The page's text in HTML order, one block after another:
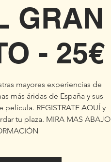
GRAN
- 25€
mayores experiencias de
más áridas de España y sus
REGISTRATE AQUÍ y
tu plaza. MIRA MAS ABAJO